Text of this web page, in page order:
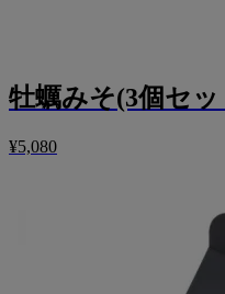
牡蠣みそ(3個セッ
¥5,080